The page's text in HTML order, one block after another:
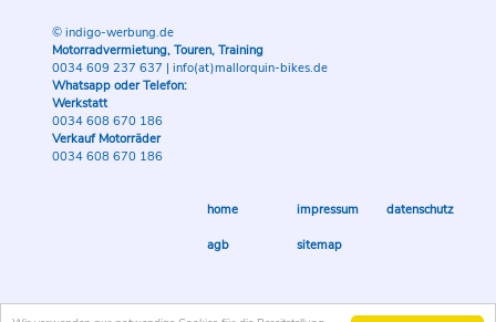
© indigo-werbung.de
Motorradvermietung, Touren, Training
0034 609 237 637 | info(at)mallorquin-bikes.de
Whatsapp oder Telefon:
Werkstatt
0034 608 670 186
Verkauf Motorräder
0034 608 670 186
home impressum datenschutz
agb sitemap